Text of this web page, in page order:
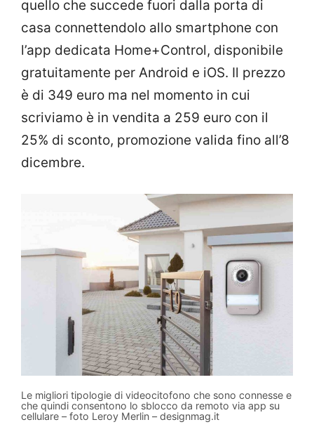
quello che succede fuori dalla porta di
casa connettendolo allo smartphone con
l’app dedicata Home+Control, disponibile
gratuitamente per Android e iOS. Il prezzo
è di 349 euro ma nel momento in cui
scriviamo è in vendita a 259 euro con il
25% di sconto, promozione valida fino all’8
dicembre.
Le migliori tipologie di videocitofono che sono connesse e
che quindi consentono lo sblocco da remoto via app su
cellulare – foto Leroy Merlin – designmag.it